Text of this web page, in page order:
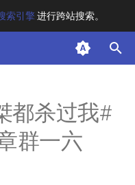
索引擎进行跨站搜索。
都杀过我#
群一六